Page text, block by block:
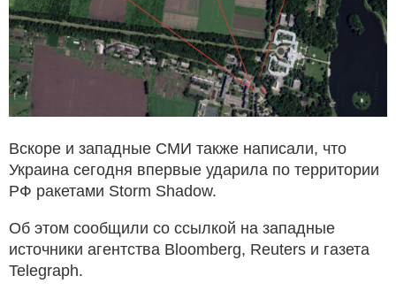
Вскоре и западные СМИ также написали, что
Украина сегодня впервые ударила по территории
РФ ракетами Storm Shadow.
Об этом сообщили со ссылкой на западные
источники агентства Bloomberg, Reuters и газета
Telegraph.